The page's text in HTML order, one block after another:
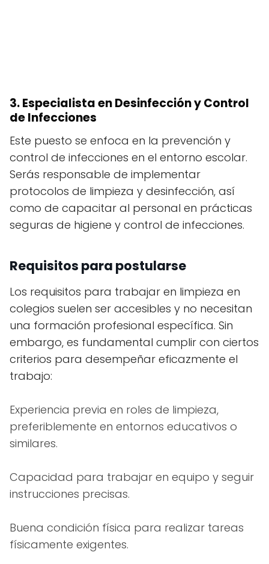
3. Especialista en Desinfección y Control
de Infecciones
Este puesto se enfoca en la prevención y
control de infecciones en el entorno escolar.
Serás responsable de implementar
protocolos de limpieza y desinfección, así
como de capacitar al personal en prácticas
seguras de higiene y control de infecciones.
Requisitos para postularse
Los requisitos para trabajar en limpieza en
colegios suelen ser accesibles y no necesitan
una formación profesional específica. Sin
embargo, es fundamental cumplir con ciertos
criterios para desempeñar eficazmente el
trabajo:
Experiencia previa en roles de limpieza,
preferiblemente en entornos educativos o
similares.
Capacidad para trabajar en equipo y seguir
instrucciones precisas.
Buena condición física para realizar tareas
físicamente exigentes.